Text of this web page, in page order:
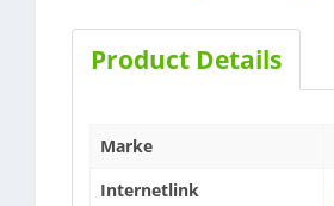
Product Details
Marke
Internetlink